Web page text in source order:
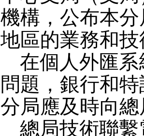
機構，公布本
地區的業務和
在個人外匯
問題，銀行和
分局應及時向
總局技術聯